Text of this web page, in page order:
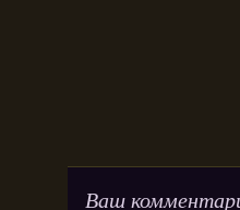
Ваш